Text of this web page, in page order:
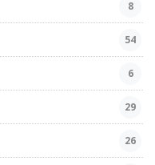
8
54
6
29
26